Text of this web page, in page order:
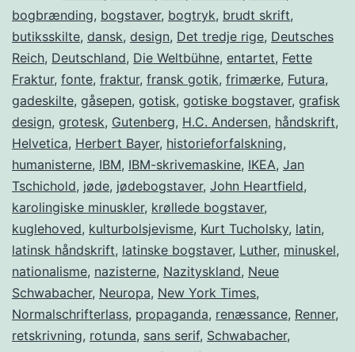
bogbrænding, bogstaver, bogtryk, brudt skrift,
butiksskilte, dansk, design, Det tredje rige, Deutsches
Reich, Deutschland, Die Weltbühne, entartet, Fette
Fraktur, fonte, fraktur, fransk gotik, frimærke, Futura,
gadeskilte, gåsepen, gotisk, gotiske bogstaver, grafisk
design, grotesk, Gutenberg, H.C. Andersen, håndskrift,
Helvetica, Herbert Bayer, historieforfalskning,
humanisterne, IBM, IBM-skrivemaskine, IKEA, Jan
Tschichold, jøde, jødebogstaver, John Heartfield,
karolingiske minuskler, krøllede bogstaver,
kuglehoved, kulturbolsjevisme, Kurt Tucholsky, latin,
latinsk håndskrift, latinske bogstaver, Luther, minuskel,
nationalisme, nazisterne, Nazityskland, Neue
Schwabacher, Neuropa, New York Times,
Normalschrifterlass, propaganda, renæssance, Renner,
retskrivning, rotunda, sans serif, Schwabacher,